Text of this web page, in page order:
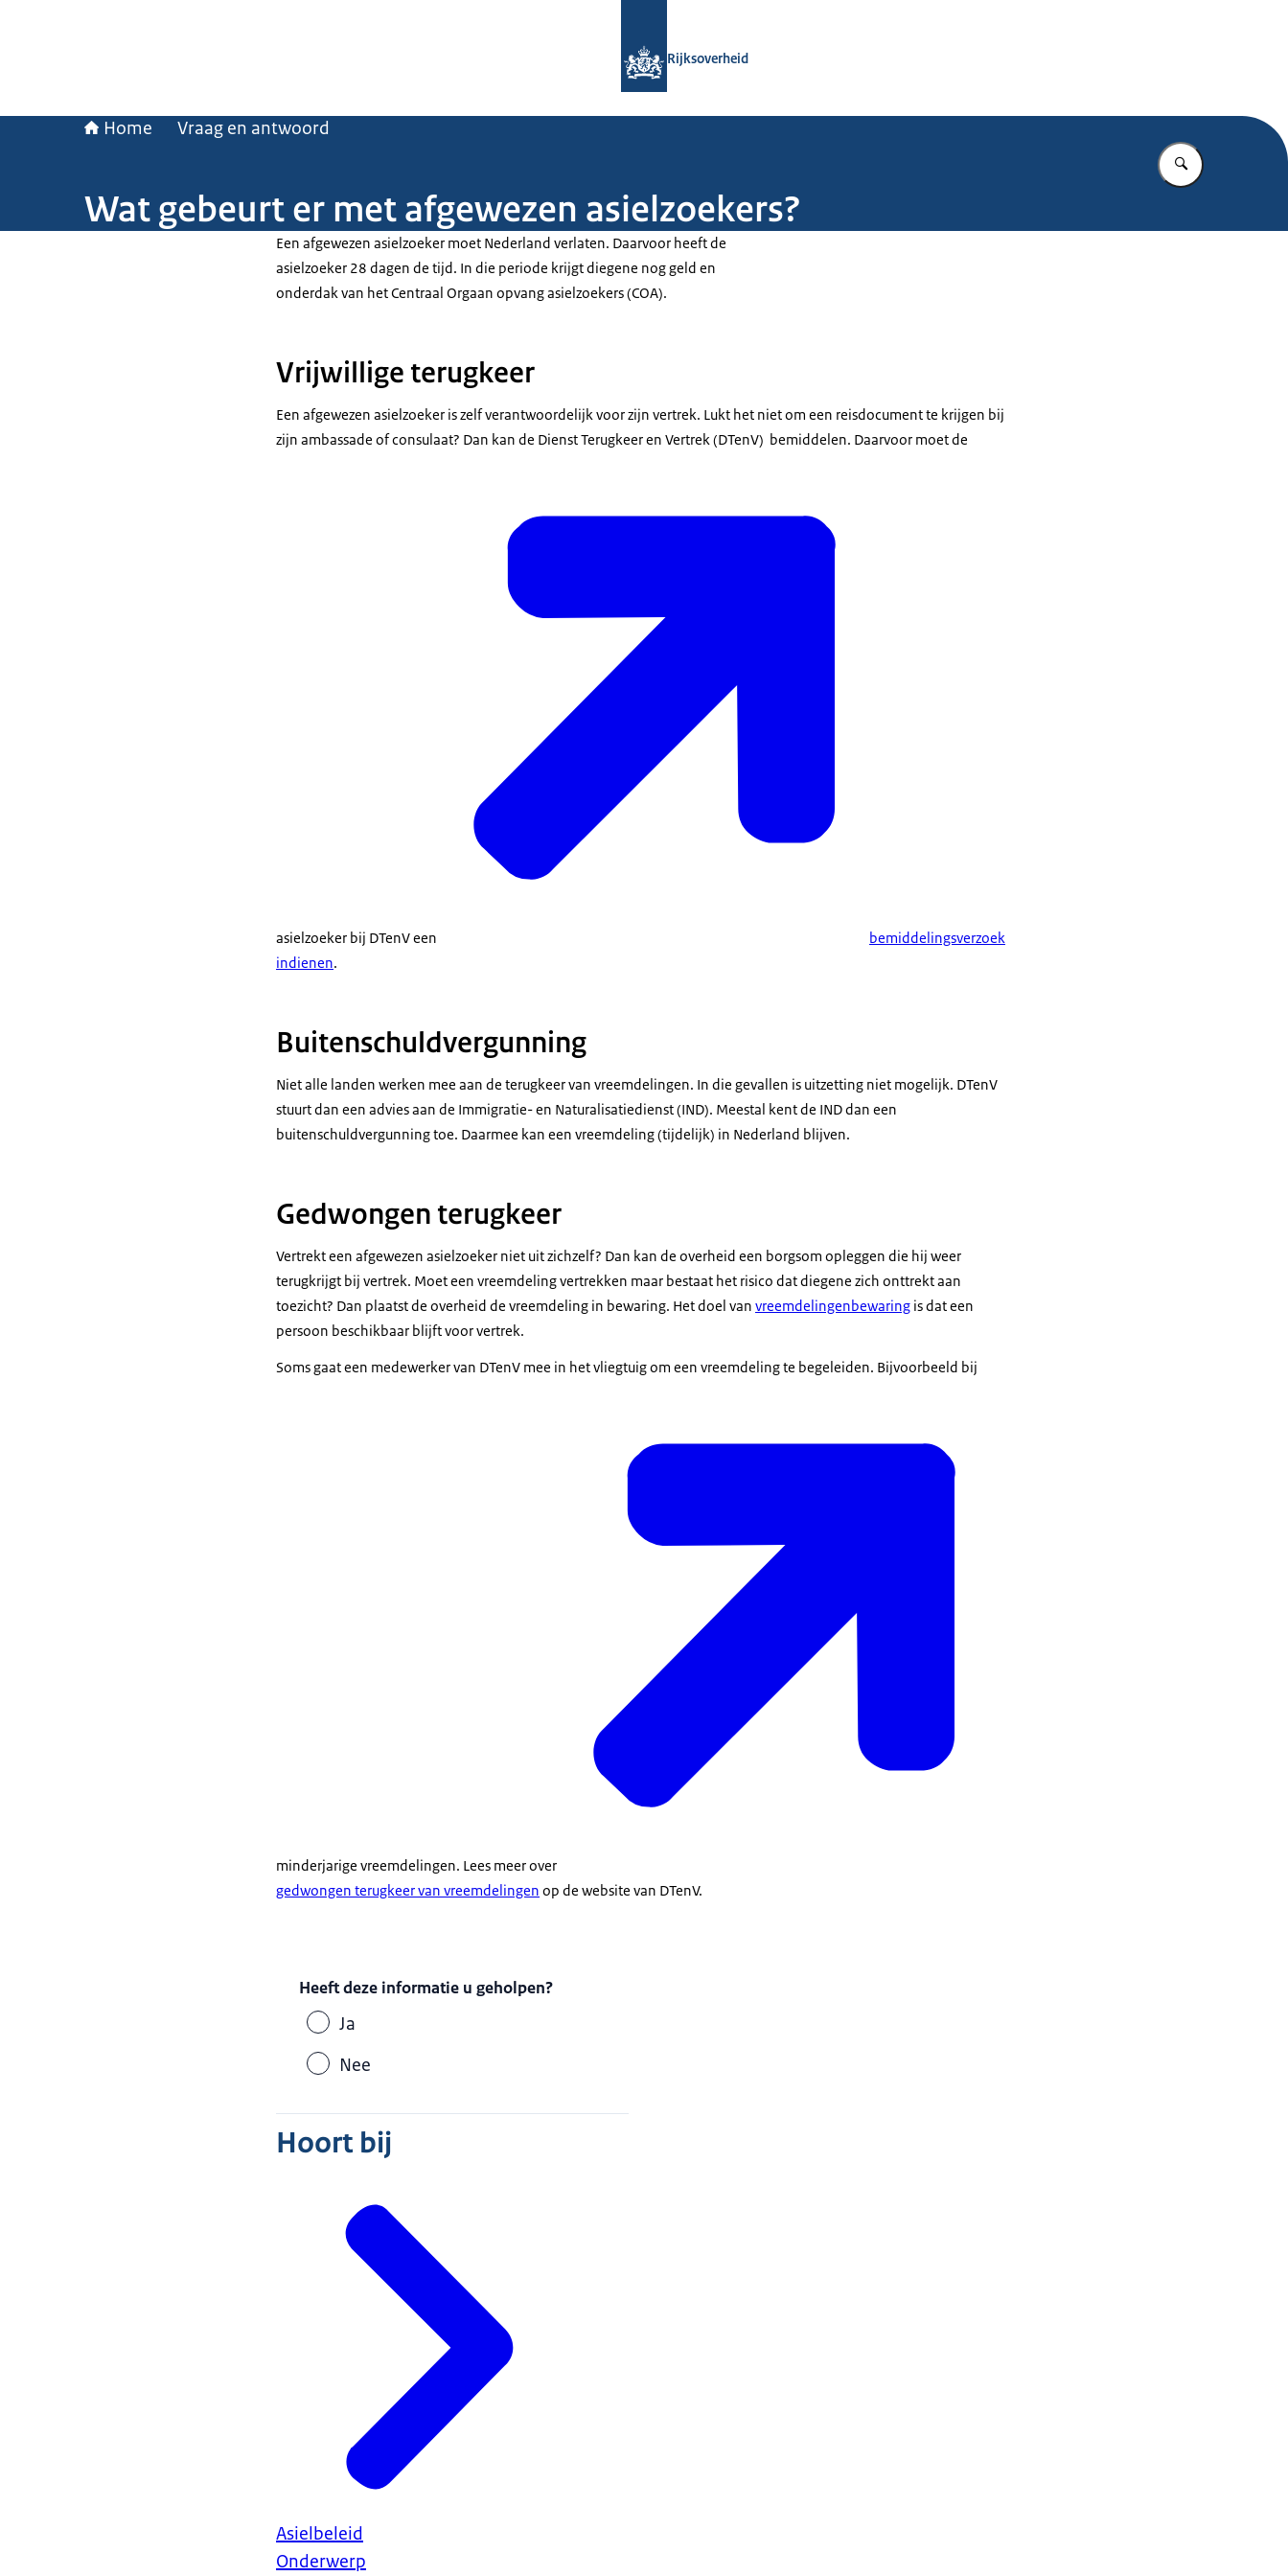
Rijksoverheid
Home Vraag en antwoord
Vul in wat u
Wat gebeurt er met afgewezen asielzoekers?
Een afgewezen asielzoeker moet Nederland verlaten. Daarvoor heeft de
asielzoeker 28 dagen de tijd. In die periode krijgt diegene nog geld en
onderdak van het Centraal Orgaan opvang asielzoekers (COA).
Vrijwillige terugkeer
Een afgewezen asielzoeker is zelf verantwoordelijk voor zijn vertrek. Lukt het niet om een reisdocument te krijgen bij
zijn ambassade of consulaat? Dan kan de Dienst Terugkeer en Vertrek (DTenV) bemiddelen. Daarvoor moet de
asielzoeker bij DTenV een
bemiddelingsverzoek
indienen.
Buitenschuldvergunning
Niet alle landen werken mee aan de terugkeer van vreemdelingen. In die gevallen is uitzetting niet mogelijk. DTenV
stuurt dan een advies aan de Immigratie- en Naturalisatiedienst (IND). Meestal kent de IND dan een
buitenschuldvergunning toe. Daarmee kan een vreemdeling (tijdelijk) in Nederland blijven.
Gedwongen terugkeer
Vertrekt een afgewezen asielzoeker niet uit zichzelf? Dan kan de overheid een borgsom opleggen die hij weer
terugkrijgt bij vertrek. Moet een vreemdeling vertrekken maar bestaat het risico dat diegene zich onttrekt aan
toezicht? Dan plaatst de overheid de vreemdeling in bewaring. Het doel van vreemdelingenbewaring is dat een
persoon beschikbaar blijft voor vertrek.
Soms gaat een medewerker van DTenV mee in het vliegtuig om een vreemdeling te begeleiden. Bijvoorbeeld bij
minderjarige vreemdelingen. Lees meer over
gedwongen terugkeer van vreemdelingen op de website van DTenV.
Heeft deze informatie u geholpen?
Ja
Nee
Hoort bij
Asielbeleid
Onderwerp